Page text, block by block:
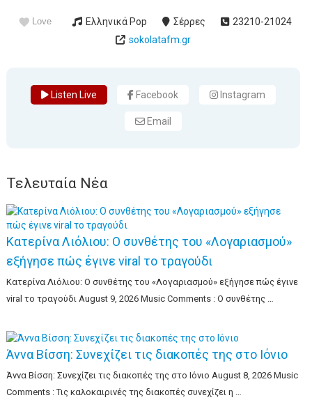
Love Ελληνικά Pop Σέρρες
23210-21024
sokolatafm.gr
Listen Live Facebook Instagram
Email
Τελευταία Νέα
Κατερίνα Λιόλιου: Ο συνθέτης του «Λογαριασμού»
εξήγησε πώς έγινε viral το τραγούδι
Κατερίνα Λιόλιου: Ο συνθέτης του «Λογαριασμού» εξήγησε πώς έγινε
viral το τραγούδι August 9, 2026 Music Comments : Ο συνθέτης …
Άννα Βίσση: Συνεχίζει τις διακοπές της στο Ιόνιο
Άννα Βίσση: Συνεχίζει τις διακοπές της στο Ιόνιο August 8, 2026 Music
Comments : Τις καλοκαιρινές της διακοπές συνεχίζει η …